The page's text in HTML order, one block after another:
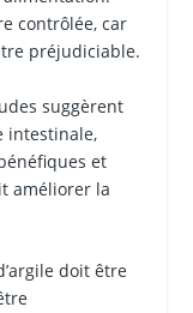
contrôlée, car
préjudiciable.
suggèrent
intestinale,
et
améliorer la
doit être